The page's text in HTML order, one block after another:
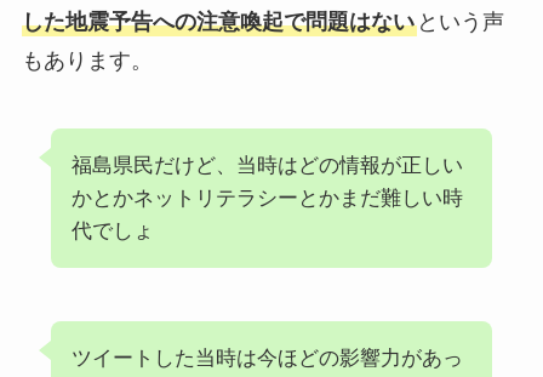
した地震予告への注意喚起で問題はないという声
もあります。
福島県民だけど、当時はどの情報が正しい
かとかネットリテラシーとかまだ難しい時
代でしょ
ツイートした当時は今ほどの影響力があっ